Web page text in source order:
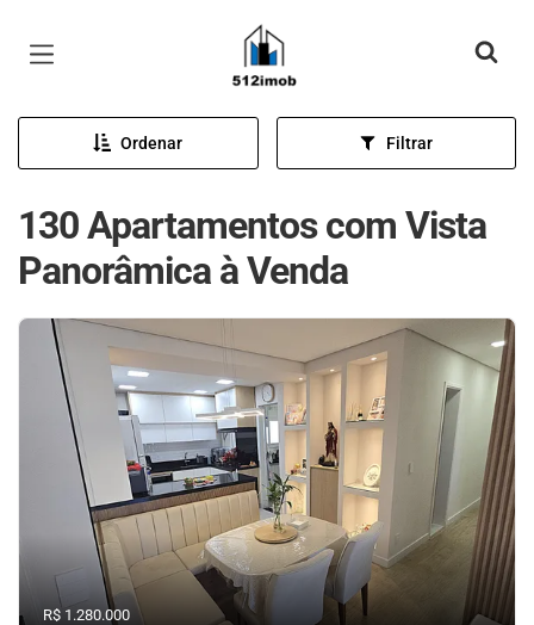
Página inicial
Ordenar Filtrar
130 Apartamentos com Vista
Panorâmica à Venda
R$ 1.280.000